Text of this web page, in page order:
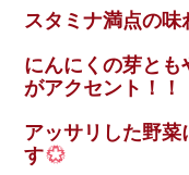
スタミナ満点の味
にんにくの芽とも
がアクセント！！
アッサリした野菜
す